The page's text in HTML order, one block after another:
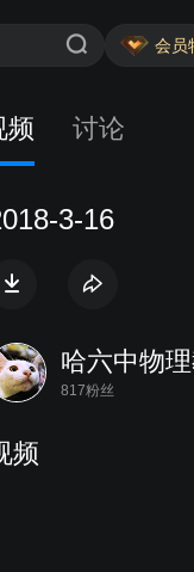
会员
频 讨论
3-16
哈六中物
817粉丝
频